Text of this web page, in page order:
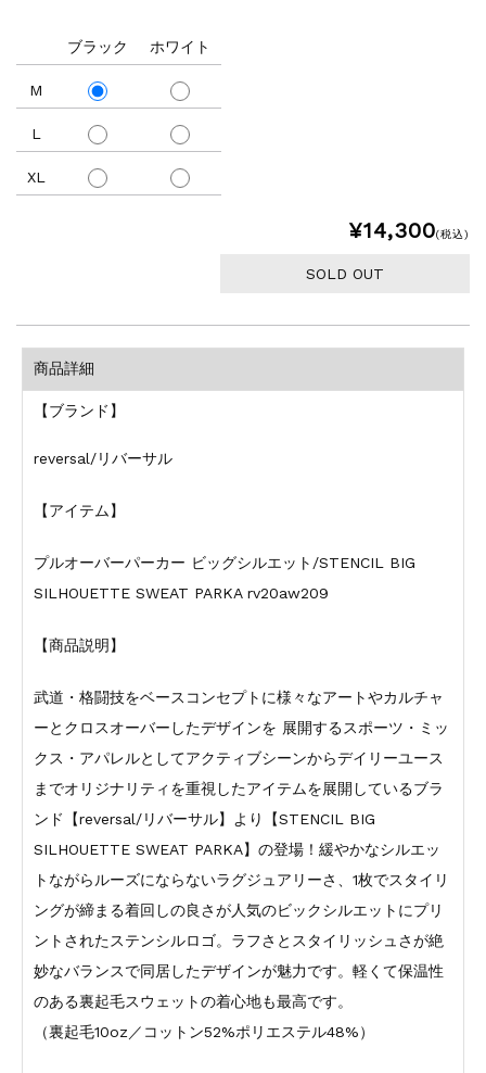
M
L
XL
ブラック ホワイト
¥14,300(税込)
SOLD OUT
商品詳細
【ブランド】
reversal/リバーサル
【アイテム】
プルオーバーパーカー ビッグシルエット/STENCIL BIG
SILHOUETTE SWEAT PARKA rv20aw209
【商品説明】
武道・格闘技をベースコンセプトに様々なアートやカルチャ
ーとクロスオーバーしたデザインを 展開するスポーツ・ミッ
クス・アパレルとしてアクティブシーンからデイリーユース
までオリジナリティを重視したアイテムを展開しているブラ
ンド【reversal/リバーサル】より【STENCIL BIG
SILHOUETTE SWEAT PARKA】の登場！緩やかなシルエッ
トながらルーズにならないラグジュアリーさ、1枚でスタイリ
ングが締まる着回しの良さが人気のビックシルエットにプリ
ントされたステンシルロゴ。ラフさとスタイリッシュさが絶
妙なバランスで同居したデザインが魅力です。軽くて保温性
のある裏起毛スウェットの着心地も最高です。
（裏起毛10oz／コットン52%ポリエステル48%）